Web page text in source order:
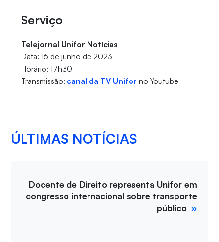
Serviço
Telejornal Unifor Notícias
Data: 16 de junho de 2023
Horário: 17h30
Transmissão: canal da TV Unifor no Youtube
ÚLTIMAS NOTÍCIAS
Docente de Direito representa Unifor em
congresso internacional sobre transporte
público